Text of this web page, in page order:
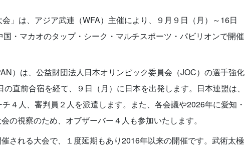
会」は、アジア武連（WFA）主催により、９月９日（月）～16日
国・マカオのタップ・シーク・マルチスポーツ・パビリオンで開催
）は、公益財団法人日本オリンピック委員会（JOC）の選手強化
直前合宿を経て、９日（月）に日本を出発します。日本連盟は、
４人、審判員２人を派遣します。また、各会議や2026年に愛知・
の視察のため、オブザーバー４人も参加いたします。
される大会で、１度延期もあり2016年以来の開催です。武術太極